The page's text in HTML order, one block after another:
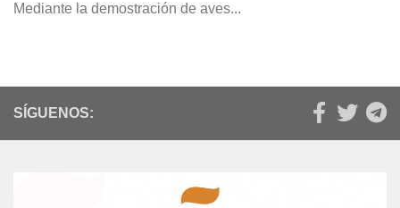
Mediante la demostración de aves...
SÍGUENOS: